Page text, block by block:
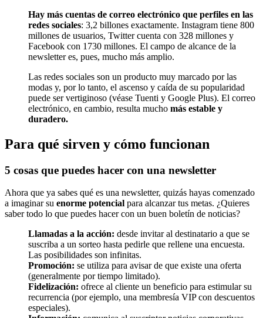
Hay más cuentas de correo electrónico que perfiles en las
redes sociales: 3,2 billones exactamente. Instagram tiene 800
millones de usuarios, Twitter cuenta con 328 millones y
Facebook con 1730 millones. El campo de alcance de la
newsletter es, pues, mucho más amplio.
Las redes sociales son un producto muy marcado por las
modas y, por lo tanto, el ascenso y caída de su popularidad
puede ser vertiginoso (véase Tuenti y Google Plus). El correo
electrónico, en cambio, resulta mucho más estable y
duradero.
Para qué sirven y cómo funcionan
5 cosas que puedes hacer con una newsletter
Ahora que ya sabes qué es una newsletter, quizás hayas comenzado
a imaginar su enorme potencial para alcanzar tus metas. ¿Quieres
saber todo lo que puedes hacer con un buen boletín de noticias?
Llamadas a la acción: desde invitar al destinatario a que se
suscriba a un sorteo hasta pedirle que rellene una encuesta.
Las posibilidades son infinitas.
Promoción: se utiliza para avisar de que existe una oferta
(generalmente por tiempo limitado).
Fidelización: ofrece al cliente un beneficio para estimular su
recurrencia (por ejemplo, una membresía VIP con descuentos
especiales).